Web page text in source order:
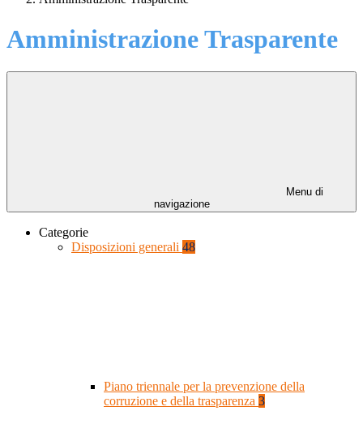
Amministrazione Trasparente
Menu di
navigazione
Categorie
Disposizioni generali 48
Piano triennale per la prevenzione della
corruzione e della trasparenza 3